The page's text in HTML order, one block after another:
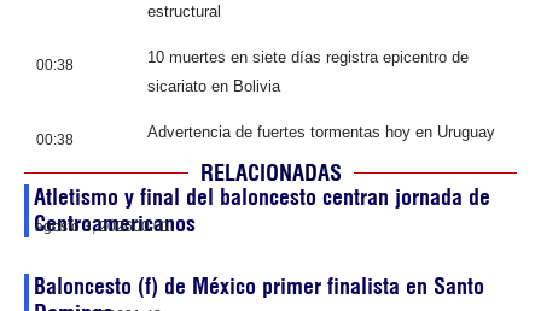
estructural
00:38
10 muertes en siete días registra epicentro de
sicariato en Bolivia
00:38 Advertencia de fuertes tormentas hoy en Uruguay
RELACIONADAS
Atletismo y final del baloncesto centran jornada de
Centroamericanos
agosto 3, 202600:01
Baloncesto (f) de México primer finalista en Santo